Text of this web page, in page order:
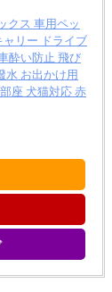
クス 車用ペッ
ャリー ドライブ
酔い防止 飛び
水 お出かけ用
座 犬猫対応 赤